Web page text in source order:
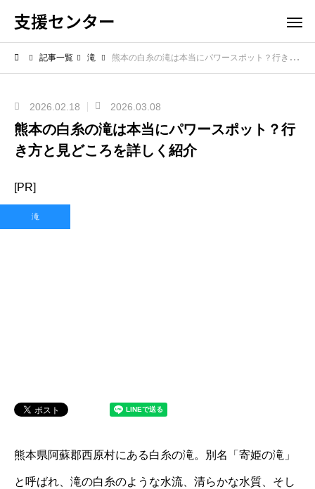
支援センター
記事一覧 滝 熊本の白糸の滝は本当にパワースポット？行き方と見どころを詳しく紹介
2026.02.18 2026.03.08
熊本の白糸の滝は本当にパワースポット？行
き方と見どころを詳しく紹介
[PR]
滝
熊本県阿蘇郡西原村にある白糸の滝。別名「寄姫の滝」
と呼ばれ、滝の白糸のような水流、清らかな水質、そし